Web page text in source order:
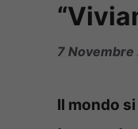
7
Il mondo